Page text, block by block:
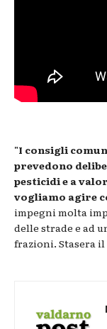
"I consigli
prevedono
pesticidi e a
vogliamo agire
impegni molta
delle strade e ad
frazioni. Stasera